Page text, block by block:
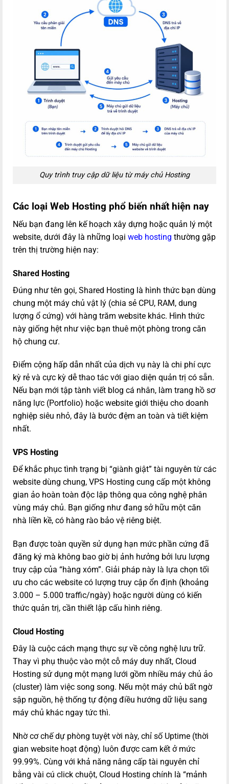
Quy trình truy cập dữ liệu từ máy chủ Hosting
Các loại Web Hosting phổ biến nhất hiện nay
Nếu bạn đang lên kế hoạch xây dựng hoặc quản lý một
website, dưới đây là những loại web hosting thường gặp
trên thị trường hiện nay:
Shared Hosting
Đúng như tên gọi, Shared Hosting là hình thức bạn dùng
chung một máy chủ vật lý (chia sẻ CPU, RAM, dung
lượng ổ cứng) với hàng trăm website khác. Hình thức
này giống hệt như việc bạn thuê một phòng trong căn
hộ chung cư.
Điểm cộng hấp dẫn nhất của dịch vụ này là chi phí cực
kỳ rẻ và cực kỳ dễ thao tác với giao diện quản trị có sẵn.
Nếu bạn mới tập tành viết blog cá nhân, làm trang hồ sơ
năng lực (Portfolio) hoặc website giới thiệu cho doanh
nghiệp siêu nhỏ, đây là bước đệm an toàn và tiết kiệm
nhất.
VPS Hosting
Để khắc phục tình trạng bị “giành giật” tài nguyên từ các
website dùng chung, VPS Hosting cung cấp một không
gian ảo hoàn toàn độc lập thông qua công nghệ phân
vùng máy chủ. Bạn giống như đang sở hữu một căn
nhà liền kề, có hàng rào bảo vệ riêng biệt.
Bạn được toàn quyền sử dụng hạn mức phần cứng đã
đăng ký mà không bao giờ bị ảnh hưởng bởi lưu lượng
truy cập của “hàng xóm”. Giải pháp này là lựa chọn tối
ưu cho các website có lượng truy cập ổn định (khoảng
3.000 – 5.000 traffic/ngày) hoặc người dùng có kiến
thức quản trị, cần thiết lập cấu hình riêng.
Cloud Hosting
Đây là cuộc cách mạng thực sự về công nghệ lưu trữ.
Thay vì phụ thuộc vào một cỗ máy duy nhất, Cloud
Hosting sử dụng một mạng lưới gồm nhiều máy chủ ảo
(cluster) làm việc song song. Nếu một máy chủ bất ngờ
sập nguồn, hệ thống tự động điều hướng dữ liệu sang
máy chủ khác ngay tức thì.
Nhờ cơ chế dự phòng tuyệt vời này, chỉ số Uptime (thời
gian website hoạt động) luôn được cam kết ở mức
99.99%. Cùng với khả năng nâng cấp tài nguyên chỉ
bằng vài cú click chuột, Cloud Hosting chính là “mảnh